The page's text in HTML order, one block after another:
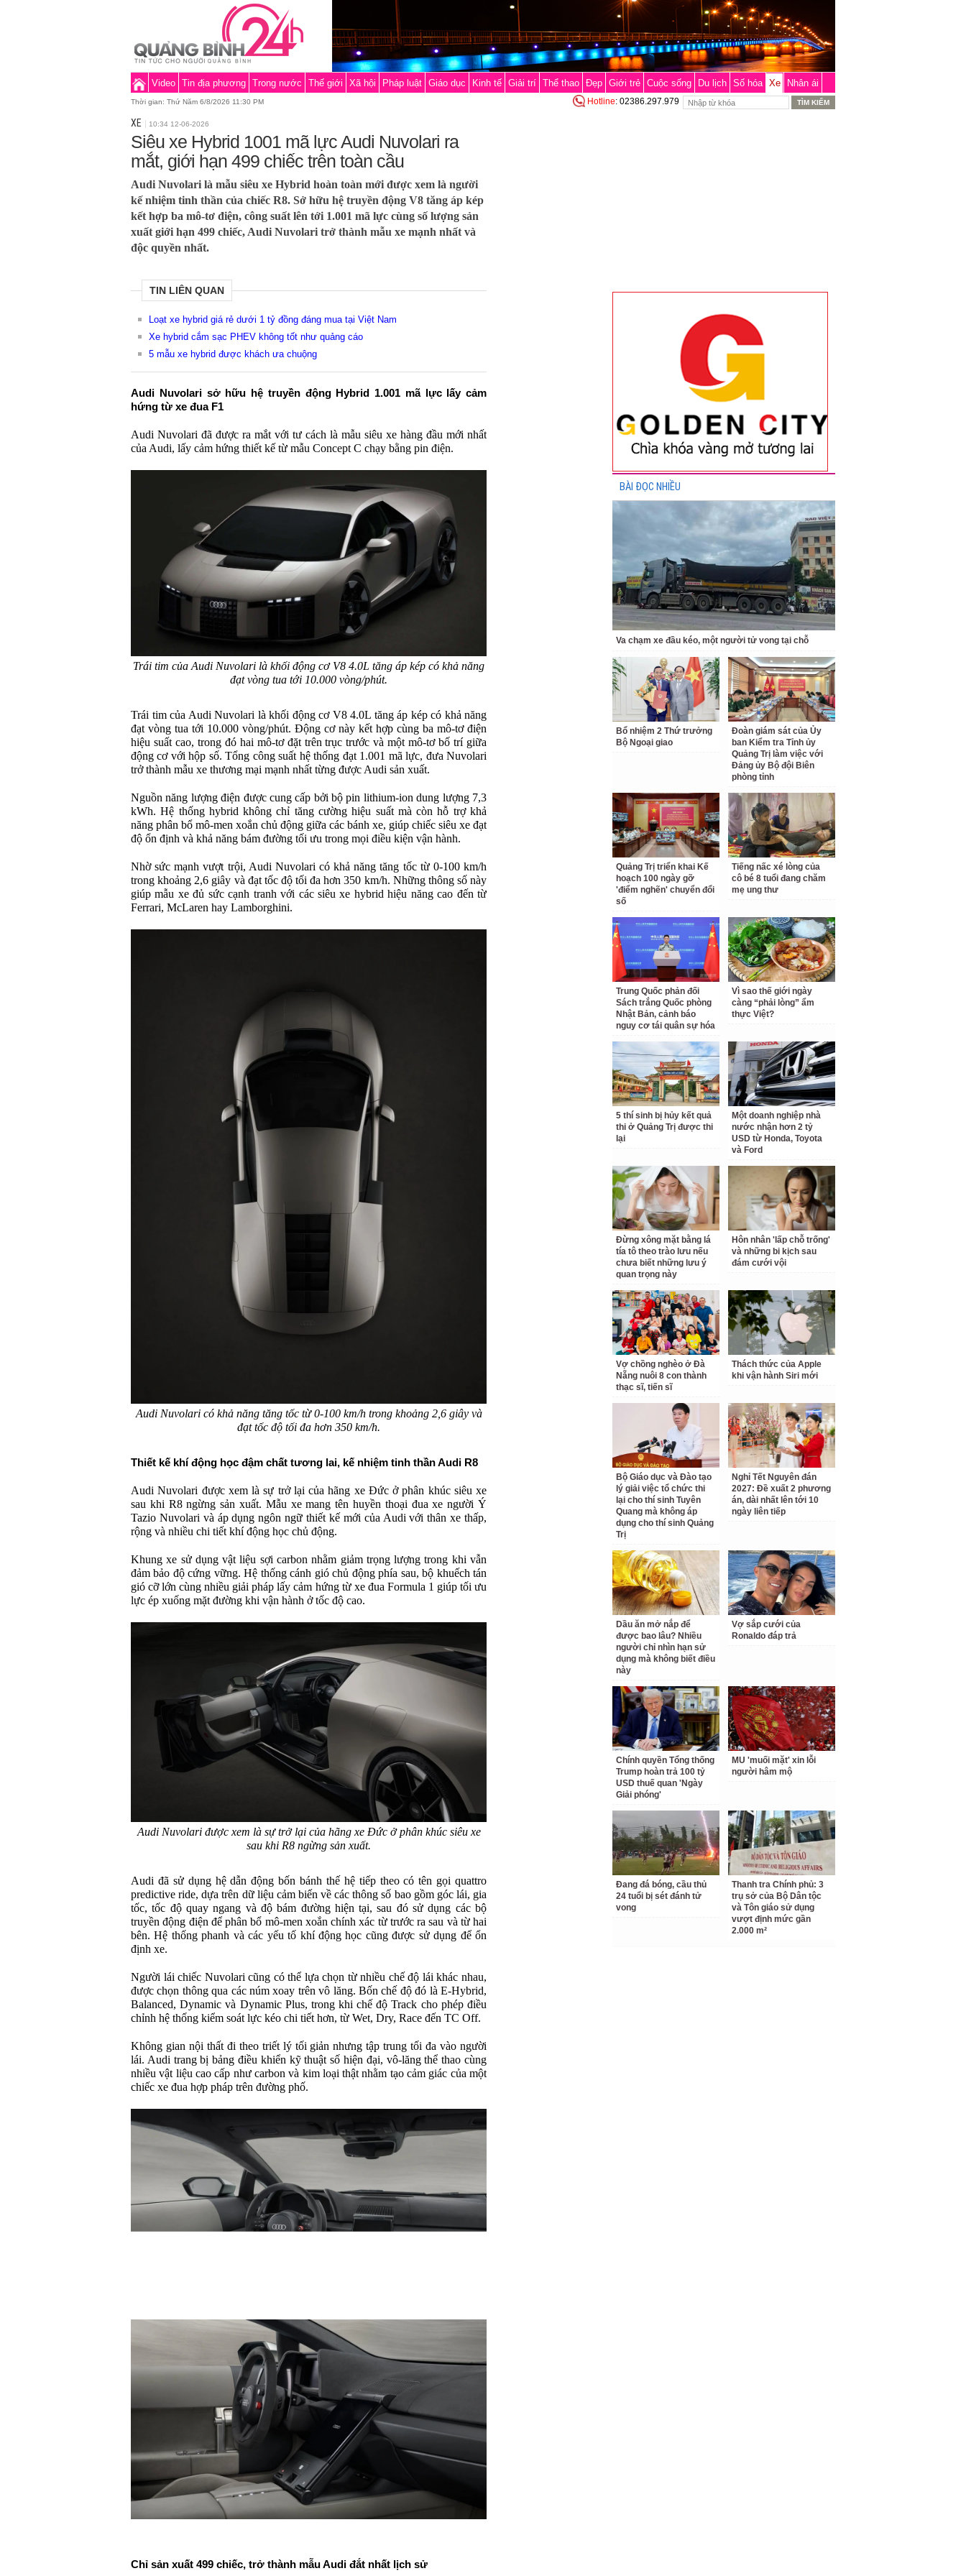
Video Tin địa phương Trong nước Thế giới Xã hội Pháp luật Giáo dục Kinh tế Giải trí Thể thao Đẹp Giới trẻ Cuộc sống Du lịch Số hóa Xe Nhân ái
Thời gian: Thứ Năm 6/8/2026 11:30 PM Hotline: 02386.297.979
XE 10:34 12-06-2026
Siêu xe Hybrid 1001 mã lực Audi Nuvolari ra
mắt, giới hạn 499 chiếc trên toàn cầu
Audi Nuvolari là mẫu siêu xe Hybrid hoàn toàn mới được xem là người
kế nhiệm tinh thần của chiếc R8. Sở hữu hệ truyền động V8 tăng áp kép
kết hợp ba mô-tơ điện, công suất lên tới 1.001 mã lực cùng số lượng sản
xuất giới hạn 499 chiếc, Audi Nuvolari trở thành mẫu xe mạnh nhất và
độc quyền nhất.
TIN LIÊN QUAN
Loạt xe hybrid giá rẻ dưới 1 tỷ đồng đáng mua tại Việt Nam
Xe hybrid cắm sạc PHEV không tốt như quảng cáo
5 mẫu xe hybrid được khách ưa chuộng
Audi Nuvolari sở hữu hệ truyền động Hybrid 1.001 mã lực lấy cảm
hứng từ xe đua F1
Audi Nuvolari đã được ra mắt với tư cách là mẫu siêu xe hàng đầu mới nhất
của Audi, lấy cảm hứng thiết kế từ mẫu Concept C chạy bằng pin điện.
Trái tim của Audi Nuvolari là khối động cơ V8 4.0L tăng áp kép có khả năng
đạt vòng tua tới 10.000 vòng/phút.
Trái tim của Audi Nuvolari là khối động cơ V8 4.0L tăng áp kép có khả năng
đạt vòng tua tới 10.000 vòng/phút. Động cơ này kết hợp cùng ba mô-tơ điện
hiệu suất cao, trong đó hai mô-tơ đặt trên trục trước và một mô-tơ bố trí giữa
động cơ với hộp số. Tổng công suất hệ thống đạt 1.001 mã lực, đưa Nuvolari
trở thành mẫu xe thương mại mạnh nhất từng được Audi sản xuất.
Nguồn năng lượng điện được cung cấp bởi bộ pin lithium-ion dung lượng 7,3
kWh. Hệ thống hybrid không chỉ tăng cường hiệu suất mà còn hỗ trợ khả
năng phân bổ mô-men xoắn chủ động giữa các bánh xe, giúp chiếc siêu xe đạt
độ ổn định và khả năng bám đường tối ưu trong mọi điều kiện vận hành.
Nhờ sức mạnh vượt trội, Audi Nuvolari có khả năng tăng tốc từ 0-100 km/h
trong khoảng 2,6 giây và đạt tốc độ tối đa hơn 350 km/h. Những thông số này
giúp mẫu xe đủ sức cạnh tranh với các siêu xe hybrid hiệu năng cao đến từ
Ferrari, McLaren hay Lamborghini.
Audi Nuvolari có khả năng tăng tốc từ 0-100 km/h trong khoảng 2,6 giây và
đạt tốc độ tối đa hơn 350 km/h.
Thiết kế khí động học đậm chất tương lai, kế nhiệm tinh thần Audi R8
Audi Nuvolari được xem là sự trở lại của hãng xe Đức ở phân khúc siêu xe
sau khi R8 ngừng sản xuất. Mẫu xe mang tên huyền thoại đua xe người Ý
Tazio Nuvolari và áp dụng ngôn ngữ thiết kế mới của Audi với thân xe thấp,
rộng và nhiều chi tiết khí động học chủ động.
Khung xe sử dụng vật liệu sợi carbon nhằm giảm trọng lượng trong khi vẫn
đảm bảo độ cứng vững. Hệ thống cánh gió chủ động phía sau, bộ khuếch tán
gió cỡ lớn cùng nhiều giải pháp lấy cảm hứng từ xe đua Formula 1 giúp tối ưu
lực ép xuống mặt đường khi vận hành ở tốc độ cao.
Audi Nuvolari được xem là sự trở lại của hãng xe Đức ở phân khúc siêu xe
sau khi R8 ngừng sản xuất.
Audi đã sử dụng hệ dẫn động bốn bánh thế hệ tiếp theo có tên gọi quattro
predictive ride, dựa trên dữ liệu cảm biến về các thông số bao gồm góc lái, gia
tốc, tốc độ quay ngang và độ bám đường hiện tại, sau đó sử dụng các bộ
truyền động điện để phân bổ mô-men xoắn chính xác từ trước ra sau và từ hai
bên. Hệ thống phanh và các yếu tố khí động học cũng được sử dụng để ổn
định xe.
Người lái chiếc Nuvolari cũng có thể lựa chọn từ nhiều chế độ lái khác nhau,
được chọn thông qua các núm xoay trên vô lăng. Bốn chế độ đó là E-Hybrid,
Balanced, Dynamic và Dynamic Plus, trong khi chế độ Track cho phép điều
chỉnh hệ thống kiểm soát lực kéo chi tiết hơn, từ Wet, Dry, Race đến TC Off.
Không gian nội thất đi theo triết lý tối giản nhưng tập trung tối đa vào người
lái. Audi trang bị bảng điều khiển kỹ thuật số hiện đại, vô-lăng thể thao cùng
nhiều vật liệu cao cấp như carbon và kim loại thật nhằm tạo cảm giác của một
chiếc xe đua hợp pháp trên đường phố.
Chỉ sản xuất 499 chiếc, trở thành mẫu Audi đắt nhất lịch sử
BÀI ĐỌC NHIỀU
Va chạm xe đầu kéo, một người tử vong tại chỗ
Bổ nhiệm 2 Thứ trưởng
Bộ Ngoại giao
Đoàn giám sát của Ủy
ban Kiểm tra Tỉnh ủy
Quảng Trị làm việc với
Đảng ủy Bộ đội Biên
phòng tỉnh
Quảng Trị triển khai Kế
hoạch 100 ngày gỡ
'điểm nghẽn' chuyển đổi
số
Tiếng nấc xé lòng của
cô bé 8 tuổi đang chăm
mẹ ung thư
Trung Quốc phản đối
Sách trắng Quốc phòng
Nhật Bản, cảnh báo
nguy cơ tái quân sự hóa
Vì sao thế giới ngày
càng “phải lòng” ẩm
thực Việt?
5 thí sinh bị hủy kết quả
thi ở Quảng Trị được thi
lại
Một doanh nghiệp nhà
nước nhận hơn 2 tỷ
USD từ Honda, Toyota
và Ford
Đừng xông mặt bằng lá
tía tô theo trào lưu nếu
chưa biết những lưu ý
quan trọng này
Hôn nhân 'lấp chỗ trống'
và những bi kịch sau
đám cưới vội
Vợ chồng nghèo ở Đà
Nẵng nuôi 8 con thành
thạc sĩ, tiến sĩ
Thách thức của Apple
khi vận hành Siri mới
Bộ Giáo dục và Đào tạo
lý giải việc tổ chức thi
lại cho thí sinh Tuyên
Quang mà không áp
dụng cho thí sinh Quảng
Trị
Nghỉ Tết Nguyên đán
2027: Đề xuất 2 phương
án, dài nhất lên tới 10
ngày liên tiếp
Dầu ăn mở nắp để
được bao lâu? Nhiều
người chỉ nhìn hạn sử
dụng mà không biết điều
này
Vợ sắp cưới của
Ronaldo đáp trả
Chính quyền Tổng thống
Trump hoàn trả 100 tỷ
USD thuế quan 'Ngày
Giải phóng'
MU 'muối mặt' xin lỗi
người hâm mộ
Đang đá bóng, cầu thủ
24 tuổi bị sét đánh tử
vong
Thanh tra Chính phủ: 3
trụ sở của Bộ Dân tộc
và Tôn giáo sử dụng
vượt định mức gần
2.000 m²